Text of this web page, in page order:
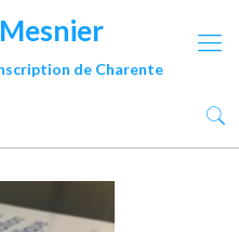
de Charente